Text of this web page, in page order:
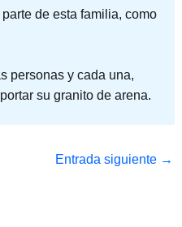
de esta familia, como
personas y cada una,
su granito de arena.
Entrada siguiente →